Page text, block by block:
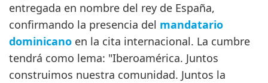
entregada en nombre del rey de España,
confirmando la presencia del mandatario
dominicano en la cita internacional. La cumbre
tendrá como lema: "Iberoamérica. Juntos
construimos nuestra comunidad. Juntos la